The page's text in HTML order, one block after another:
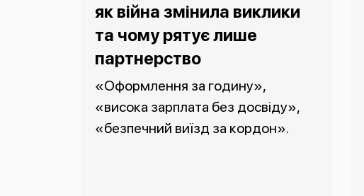
як війна змінила виклики
та чому рятує лише
партнерство
«Оформлення за годину»,
«висока зарплата без досвіду»,
«безпечний виїзд за кордон».